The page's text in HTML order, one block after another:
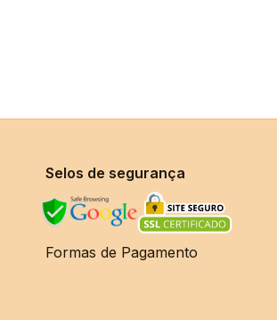
Selos de segurança
Formas de Pagamento